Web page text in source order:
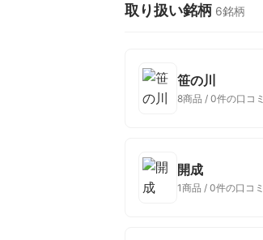
取り扱い銘柄 6銘柄
笹の川
8商品 / 0件の口コミ
開成
1商品 / 0件の口コミ